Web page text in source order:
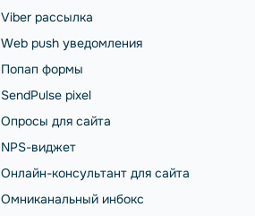
Viber рассылка
Web push уведомления
Попап формы
SendPulse pixel
Опросы для сайта
NPS-виджет
Онлайн-консультант для сайта
Омниканальный инбокс